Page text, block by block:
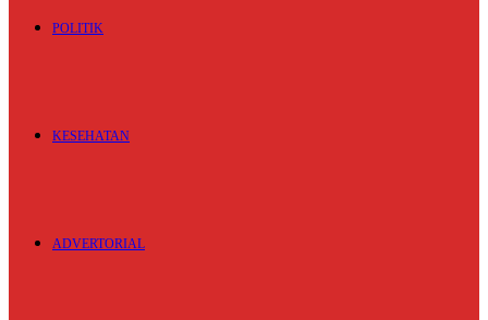
POLITIK
KESEHATAN
ADVERTORIAL